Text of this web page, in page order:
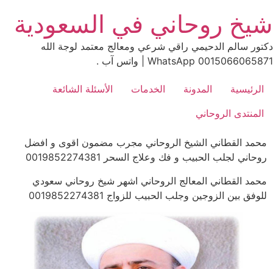
to
content
شيخ روحاني في السعودية
دكتور سالم الدحيمي راقي شرعي ومعالج معتمد لوجة الله
0015066065871 WhatsApp | واتس آب .
الرئيسية المدونة الخدمات
الأسئلة الشائعة
المنتدى الروحاني
محمد القطاني الشيخ الروحاني مجرب مضمون اقوى و افضل
روحاني لجلب الحبيب و فك وعلاج السحر 0019852274381
محمد القطاني المعالج الروحاني اشهر شيخ روحاني سعودي
للوفق بين الزوجين وجلب الحبيب للزواج 0019852274381